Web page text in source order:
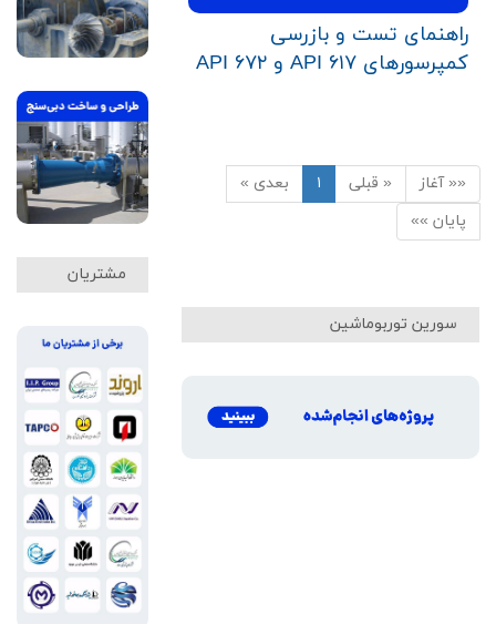
راهنمای تست و بازرسی
کمپرسورهای API ۶۱۷ و API ۶۷۲
«« آغاز « قبلی ۱
بعدی »
پایان »»
سورین توربوماشین
مشتریان